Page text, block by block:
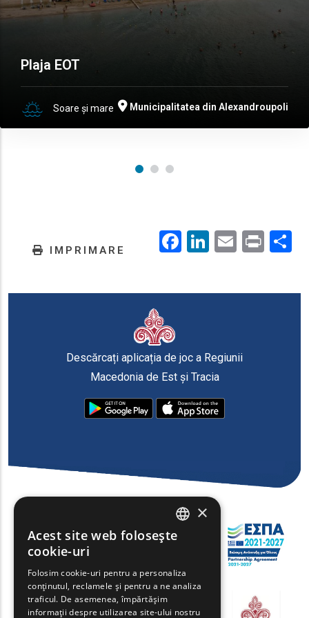
Plaja EOT
Soare și mare Municipalitatea din Alexandroupoli
IMPRIMARE Facebook
LinkedIn
EmailPrint
Descărcați aplicația de joc a Regiunii
Macedonia de Est și Tracia
ENGLISH
FRENCH
BULGARIAN
×
Acest site web folosește
cookie-uri
Folosim cookie-uri pentru a personaliza
conținutul, reclamele și pentru a ne analiza
traficul. De asemenea, împărtășim
informații despre utilizarea site-ului nostru